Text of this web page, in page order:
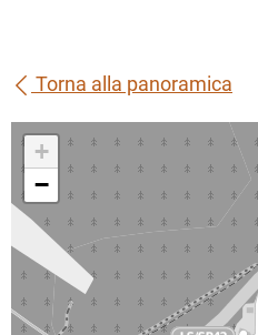
Torna alla panoramica
+
−